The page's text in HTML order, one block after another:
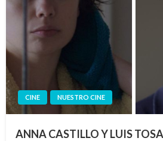
CINE NUESTRO CINE
ANNA CASTILLO Y LUIS